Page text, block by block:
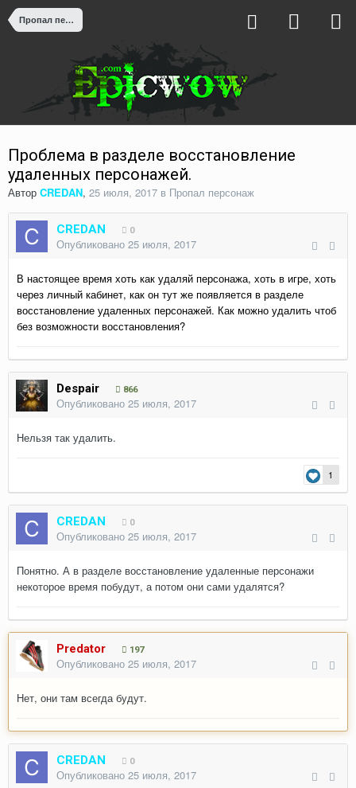
Пропал персонаж
Проблема в разделе восстановление
удаленных персонажей.
Автор CREDAN, 25 июля, 2017 в Пропал персонаж
CREDAN 0
Опубликовано 25 июля, 2017
В настоящее время хоть как удаляй персонажа, хоть в игре, хоть
через личный кабинет, как он тут же появляется в разделе
восстановление удаленных персонажей. Как можно удалить чтоб
без возможности восстановления?
Despair 866
Опубликовано 25 июля, 2017
Нельзя так удалить.
1
CREDAN 0
Опубликовано 25 июля, 2017
Понятно. А в разделе восстановление удаленные персонажи
некоторое время побудут, а потом они сами удалятся?
Predator 197
Опубликовано 25 июля, 2017
Нет, они там всегда будут.
CREDAN 0
Опубликовано 25 июля, 2017